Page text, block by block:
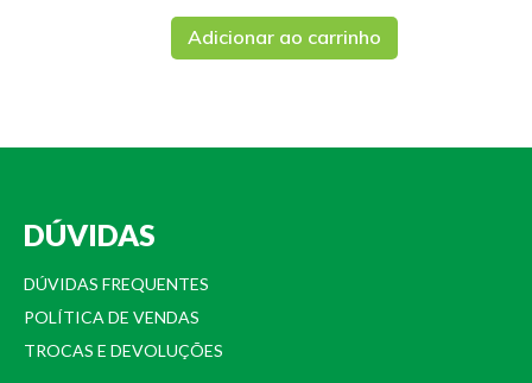
Adicionar ao carrinho
DÚVIDAS
DÚVIDAS FREQUENTES
POLÍTICA DE VENDAS
TROCAS E DEVOLUÇÕES